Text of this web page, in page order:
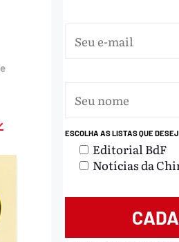
ESCOLHA AS LISTAS QUE
Editorial BdF
Notícias da